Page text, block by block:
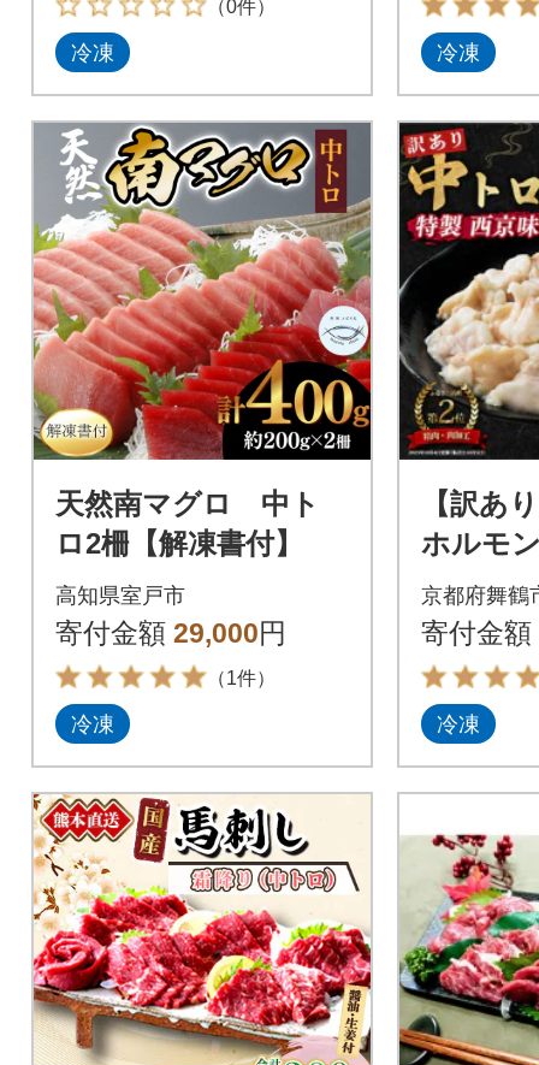
（0件）
冷凍 冷凍
天然南マグロ 中ト
ロ2柵【解凍書付】
高知県室戸市
寄付金額 29,000円
（1件）
冷凍
【訳あ
ホルモ
マチョ
モン 自
焼き 1kg
京都府舞鶴
寄付金額
冷凍